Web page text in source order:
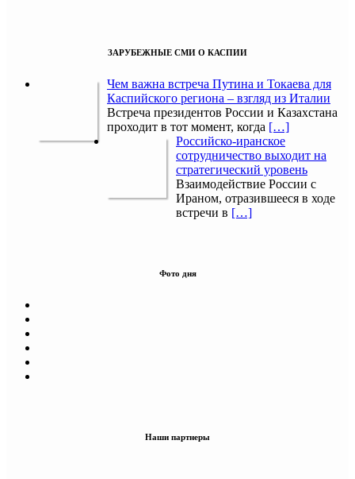
ЗАРУБЕЖНЫЕ СМИ О КАСПИИ
Чем важна встреча Путина и Токаева для
Каспийского региона – взгляд из Италии
Встреча президентов России и Казахстана
проходит в тот момент, когда […]
Российско-иранское
сотрудничество выходит на
стратегический уровень
Взаимодействие России с
Ираном, отразившееся в ходе
встречи в […]
Фото дня
Наши партнеры